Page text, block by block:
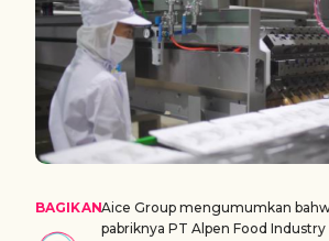
BAGIKANAice Group mengumumkan
pabriknya PT Alpen Food Industry